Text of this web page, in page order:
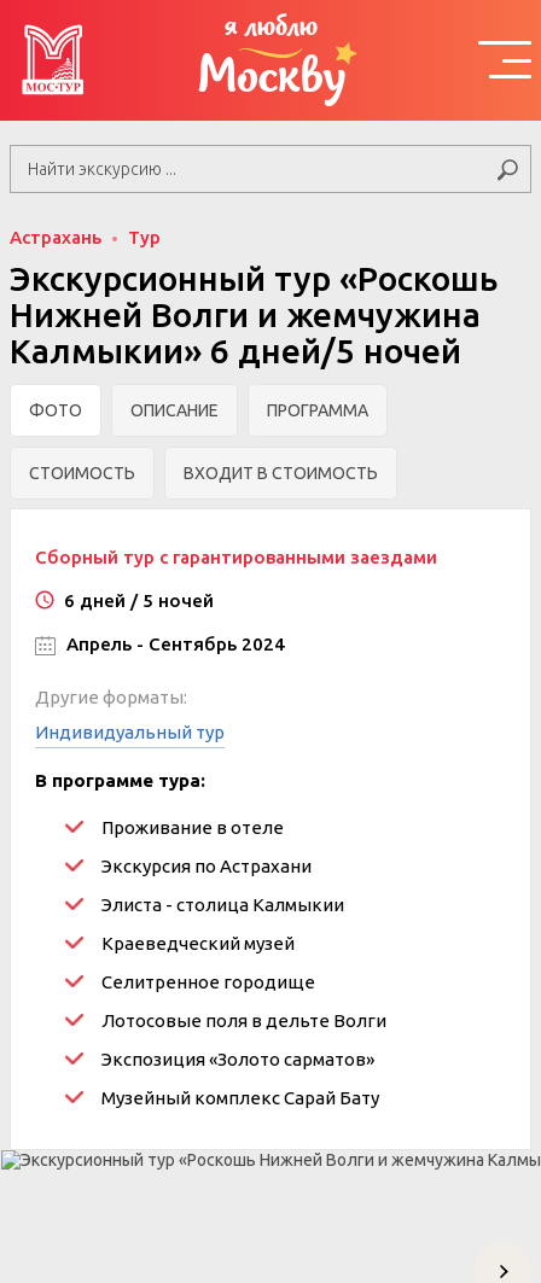
я люблю
Москву
Астрахань Тур
Экскурсионный тур «Роскошь
Нижней Волги и жемчужина
Калмыкии» 6 дней/5 ночей
ФОТО ОПИСАНИЕ ПРОГРАММА
СТОИМОСТЬ ВХОДИТ В СТОИМОСТЬ
Сборный тур с гарантированными заездами
6 дней / 5 ночей
Апрель - Сентябрь 2024
Другие форматы:
Индивидуальный тур
В программе тура:
Проживание в отеле
Экскурсия по Астрахани
Элиста - столица Калмыкии
Краеведческий музей
Селитренное городище
Лотосовые поля в дельте Волги
Экспозиция «Золото сарматов»
Музейный комплекс Сарай Бату